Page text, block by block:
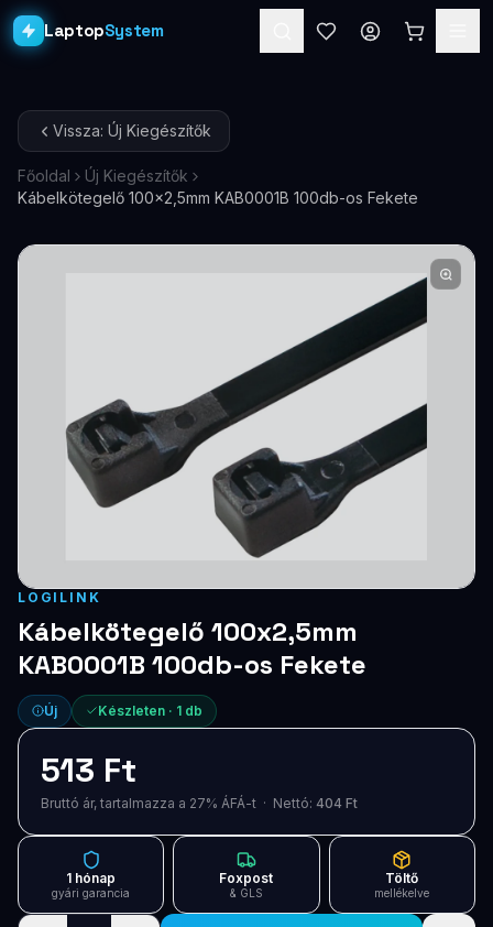
LaptopSystem
Asztali PC-k
Workstation PRO
Monitorok
Ajándékkártya
Támogatás
Új termékek ÚJ
Keresés
Vissza: Új Kiegészítők
Főoldal
Új Kiegészítők
Kábelkötegelő 100x2,5mm KAB0001B 100db-os Fekete
LOGILINK
Kábelkötegelő 100x2,5mm
KAB0001B 100db-os Fekete
Új Készleten · 1 db
513 Ft
Bruttó ár, tartalmazza a 27% ÁFÁ-t · Nettó: 404 Ft
1 hónap
gyári garancia
Foxpost
& GLS
Töltő
mellékelve